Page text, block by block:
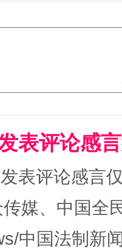
"
表评论感
表评论感言
媒、中国全
中国法制新